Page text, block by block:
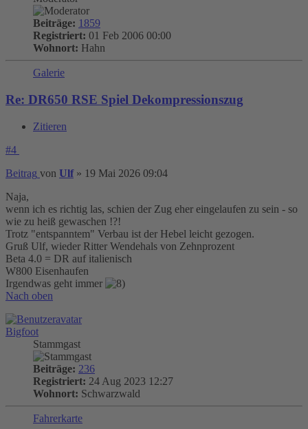
Beiträge: 1859
Registriert: 01 Feb 2006 00:00
Wohnort: Hahn
Galerie
Re: DR650 RSE Spiel Dekompressionszug
Zitieren
#4
Beitrag von Ulf» 19 Mai 2026 09:04
Naja,
wenn ich es richtig las, schien der Zug eher eingelaufen zu sein - so
wie zu heiß gewaschen !?!
Trotz "entspanntem" Verbau ist der Hebel leicht gezogen.
Gruß Ulf, wieder Ritter Wendehals von Zehnprozent
Beta 4.0 = DR auf italienisch
W800 Eisenhaufen
Irgendwas geht immer
Nach oben
Bigfoot
Stammgast
Beiträge: 236
Registriert: 24 Aug 2023 12:27
Wohnort: Schwarzwald
Fahrerkarte